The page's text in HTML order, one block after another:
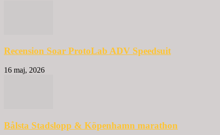
Recension Soar ProtoLab ADV Speedsuit
16 maj, 2026
Bålsta Stadslopp & Köpenhamn marathon